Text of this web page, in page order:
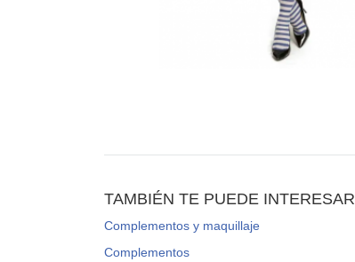
TAMBIÉN TE PUEDE INTERESAR
Complementos y maquillaje
Complementos